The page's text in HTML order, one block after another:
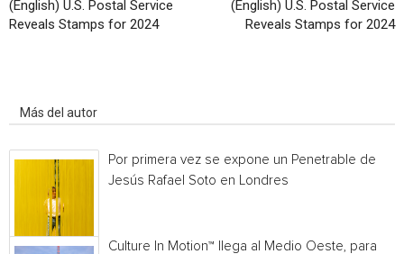
(English) U.S. Postal Service
Reveals Stamps for 2024
(English) U.S. Postal Service
Reveals Stamps for 2024
Más del autor
Por primera vez se expone un Penetrable de
Jesús Rafael Soto en Londres
Culture In Motion™ llega al Medio Oeste, para